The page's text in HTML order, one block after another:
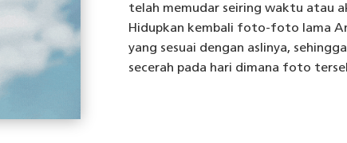
telah memudar seiring waktu atau
Hidupkan kembali foto-foto lama
yang sesuai dengan aslinya,
secerah pada hari dimana foto